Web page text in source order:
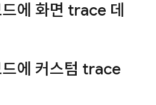
에 화면 trace 데
에 커스텀 trace